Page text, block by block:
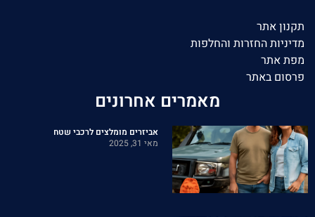
תקנון אתר
מדיניות החזרות והחלפות
מפת אתר
פרסום באתר
מאמרים אחרונים
אביזרים מומלצים לרכבי שטח
מאי 31, 2025